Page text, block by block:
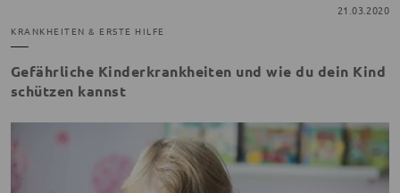
21.03.2020
KRANKHEITEN & ERSTE HILFE
Gefährliche Kinderkrankheiten und wie du dein Kind
schützen kannst